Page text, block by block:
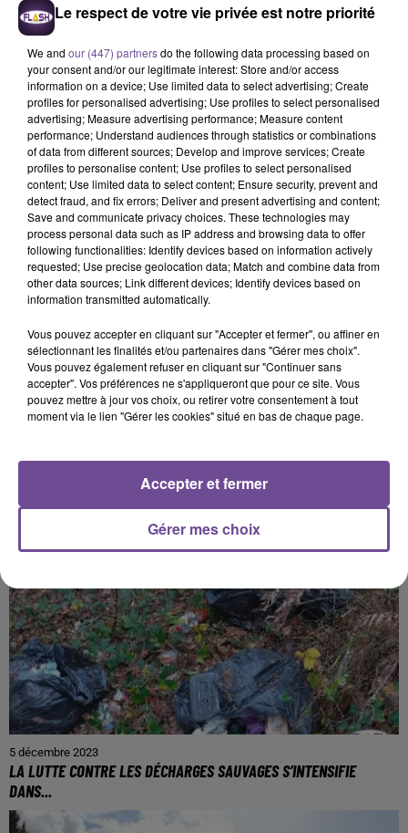
KATSEYE
Gabriela
AMIR
A L'imparfaite
DJO
End Of Beginning
Cet élément est masqué compte-tenu du refus du
dépôt de cookies que vous avez exprimé. Si vous
souhaitez l'afficher, merci de nous donner votre accord
en cliquant sur le bouton ci-dessous.
5 décembre 2023
LA LUTTE CONTRE LES DÉCHARGES SAUVAGES S’INTENSIFIE
DANS...
Le respect de votre vie privée est notre priorité
We and our (447) partnersdo the following data processing based on
your consent and/or our legitimate interest: Store and/or access
information on a device; Use limited data to select advertising; Create
profiles for personalised advertising; Use profiles to select personalised
advertising; Measure advertising performance; Measure content
performance; Understand audiences through statistics or combinations
of data from different sources; Develop and improve services; Create
profiles to personalise content; Use profiles to select personalised
content; Use limited data to select content; Ensure security, prevent and
detect fraud, and fix errors; Deliver and present advertising and content;
Save and communicate privacy choices. These technologies may
process personal data such as IP address and browsing data to offer
following functionalities: Identify devices based on information actively
requested; Use precise geolocation data; Match and combine data from
other data sources; Link different devices; Identify devices based on
information transmitted automatically.
Vous pouvez accepter en cliquant sur "Accepter et fermer", ou affiner en
sélectionnant les finalités et/ou partenaires dans "Gérer mes choix".
Vous pouvez également refuser en cliquant sur "Continuer sans
accepter". Vos préférences ne s'appliqueront que pour ce site. Vous
pouvez mettre à jour vos choix, ou retirer votre consentement à tout
moment via le lien "Gérer les cookies" situé en bas de chaque page.
Gérer mes choix
Accepter et fermer